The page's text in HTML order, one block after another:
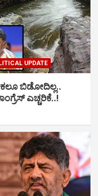
UPDATE
ಬಿಡೋದಿಲ್ಲ..
ಎಚ್ಚರಿಕೆ..!